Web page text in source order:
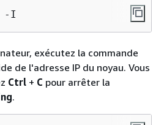
-I
exécutez la commande
de l'adresse IP du noyau. Vous
Ctrl + C pour arrêter la
.